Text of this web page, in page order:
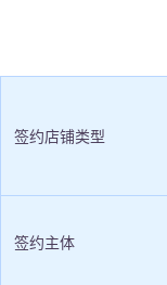
签约店铺类型
签约主体